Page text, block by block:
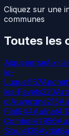
Cliquez sur une
communes
Toutes les
AigueperseAix-
le-
Luguet167Apchat
les-Favets220
d'Auvergne215
Flat944Aulnat4
Combelle1 956
Sioule138Aydat